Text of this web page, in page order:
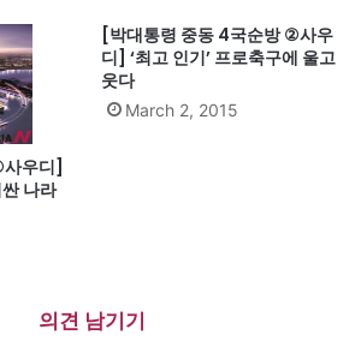
우디]
나라
[박대통령 중동 4국순방 ②사우
디] ‘최고 인기’ 프로축구에 울고
웃다
March 2, 2015
의견 남기기